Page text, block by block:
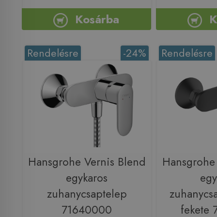
Kosárba
-24%
Rendelésre
Hansgrohe Vernis Blend
egykaros
zuhanycsaptelep
71640000
Rendelésre
fekete